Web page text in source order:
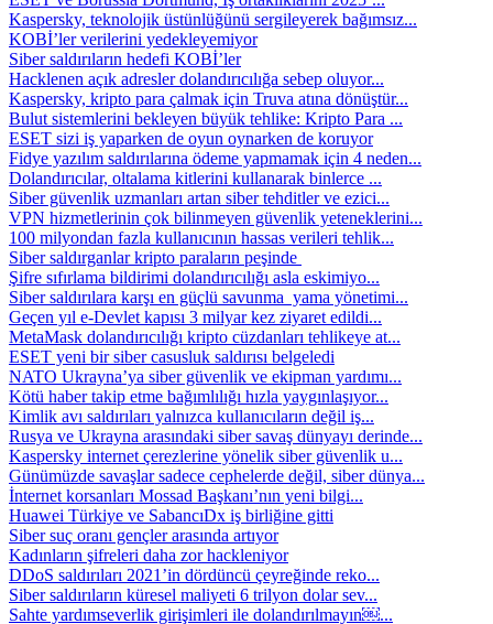
Kaspersky, teknolojik üstünlüğünü sergileyerek bağımsız...
KOBİ’ler verilerini yedekleyemiyor
Siber saldırıların hedefi KOBİ’ler
Hacklenen açık adresler dolandırıcılığa sebep oluyor...
Kaspersky, kripto para çalmak için Truva atına dönüştür...
Bulut sistemlerini bekleyen büyük tehlike: Kripto Para ...
ESET sizi iş yaparken de oyun oynarken de koruyor
Fidye yazılım saldırılarına ödeme yapmamak için 4 neden...
Dolandırıcılar, oltalama kitlerini kullanarak binlerce ...
Siber güvenlik uzmanları artan siber tehditler ve ezici...
VPN hizmetlerinin çok bilinmeyen güvenlik yeteneklerini...
100 milyondan fazla kullanıcının hassas verileri tehlik...
Siber saldırganlar kripto paraların peşinde
Şifre sıfırlama bildirimi dolandırıcılığı asla eskimiyo...
Siber saldırılara karşı en güçlü savunma yama yönetimi...
Geçen yıl e-Devlet kapısı 3 milyar kez ziyaret edildi...
MetaMask dolandırıcılığı kripto cüzdanları tehlikeye at...
ESET yeni bir siber casusluk saldırısı belgeledi
NATO Ukrayna’ya siber güvenlik ve ekipman yardımı...
Kötü haber takip etme bağımlılığı hızla yaygınlaşıyor...
Kimlik avı saldırıları yalnızca kullanıcıların değil iş...
Rusya ve Ukrayna arasındaki siber savaş dünyayı derinde...
Kaspersky internet çerezlerine yönelik siber güvenlik u...
Günümüzde savaşlar sadece cephelerde değil, siber dünya...
İnternet korsanları Mossad Başkanı’nın yeni bilgi...
Huawei Türkiye ve SabancıDx iş birliğine gitti
Siber suç oranı gençler arasında artıyor
Kadınların şifreleri daha zor hackleniyor
DDoS saldırıları 2021’in dördüncü çeyreğinde reko...
Siber saldırıların küresel maliyeti 6 trilyon dolar sev...
Sahte yardımseverlik girişimleri ile dolandırılmayın￼...